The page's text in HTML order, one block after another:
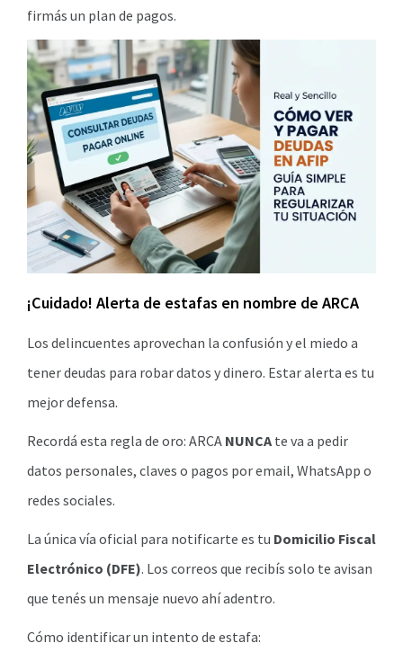
firmás un plan de pagos.
¡Cuidado! Alerta de estafas en nombre de ARCA
Los delincuentes aprovechan la confusión y el miedo a
tener deudas para robar datos y dinero. Estar alerta es tu
mejor defensa.
Recordá esta regla de oro: ARCA NUNCA te va a pedir
datos personales, claves o pagos por email, WhatsApp o
redes sociales.
La única vía oficial para notificarte es tu Domicilio Fiscal
Electrónico (DFE). Los correos que recibís solo te avisan
que tenés un mensaje nuevo ahí adentro.
Cómo identificar un intento de estafa: